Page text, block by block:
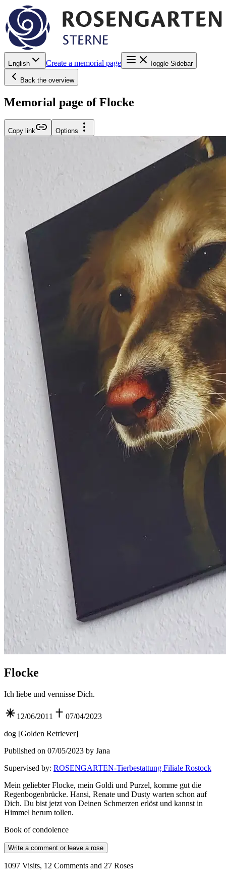
English Create a memorial page Toggle Sidebar
Back the overview
Memorial page of Flocke
Copy link Options
Flocke
Ich liebe und vermisse Dich.
12/06/2011
07/04/2023
dog [Golden Retriever]
Published on 07/05/2023 by Jana
Supervised by: ROSENGARTEN-Tierbestattung Filiale Rostock
Mein geliebter Flocke, mein Goldi und Purzel, komme gut die
Regenbogenbrücke. Hansi, Renate und Dusty warten schon auf
Dich. Du bist jetzt von Deinen Schmerzen erlöst und kannst in
Himmel herum tollen.
Book of condolence
Write a comment or leave a rose
1097 Visits, 12 Comments and 27 Roses